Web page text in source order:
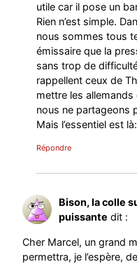
utile car il pose un
Rien n’est simple.
nous sommes tous
émissaire que la
sans trop de
rappellent ceux de
mettre les
nous ne partageons
Mais l’essentiel est
Répondre
Bison, la colle
puissante dit :
Cher Marcel, un grand
permettra, je l’espère,